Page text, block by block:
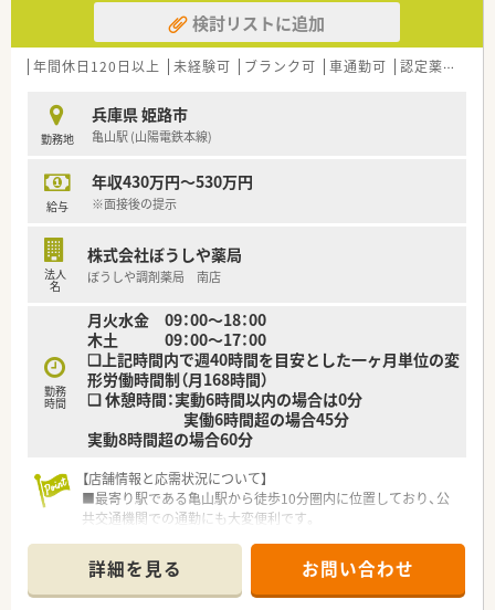
できる多様なフィールドがあります。
【職場環境と雰囲気】
■患者様だけでなくスタッフ同士も尊重し合う「おもてなし」の
■直近の離職率は2.4％と非常に低く、正社員の平均勤続年数が8
年と高い定着率を誇っています。
■チームワークを重視する風土があり、互いに協力し合いながら
【こんな方が活躍中】
日々の業務に取り組む方が活躍中です。
■現状に満足せず、より良い薬局にしていくために自ら課題を見
つけ、提案できる方が評価されています。
を起こせる方が中心となって活躍中です。
検討リストに追加
年間休日120日以上 未経験可 ブランク可 車通勤可 認定薬剤師取得支援あり
勤務地
兵庫県 姫路市
亀山駅 (山陽電鉄本線)
給与
年収430万円～530万円
※面接後の提示
法人
名
株式会社ぼうしや薬局
ぼうしや調剤薬局 南店
勤務
時間
月火水金 09：00～18：00
木土 09：00～17：00
❑上記時間内で週40時間を目安とした一ヶ月単位の変
形労働時間制（月168時間）
❑ 休憩時間：実動6時間以内の場合は0分
実働6時間超の場合45分
実動8時間超の場合60分
【店舗情報と応需状況について】
■最寄り駅である亀山駅から徒歩10分圏内に位置しており、公
共交通機関での通勤にも大変便利です。
ほどの処方箋を応需しています。
■正社員の薬剤師が5名体制で、事務員も複数名在籍しており、
協力しながら業務に取り組める環境です。
詳細を見る お問い合わせ